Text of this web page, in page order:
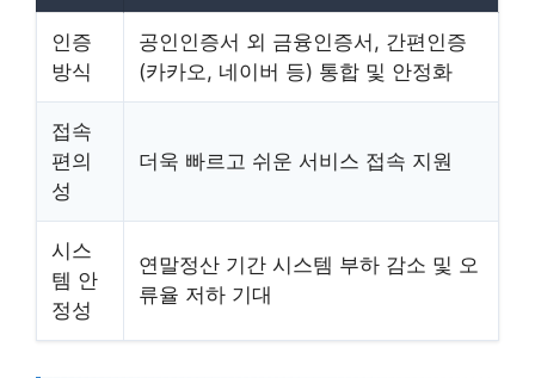
인증
방식
공인인증서 외 금융인증서, 간편인증
(카카오, 네이버 등) 통합 및 안정화
접속
편의
성
더욱 빠르고 쉬운 서비스 접속 지원
시스
템 안
정성
연말정산 기간 시스템 부하 감소 및 오
류율 저하 기대